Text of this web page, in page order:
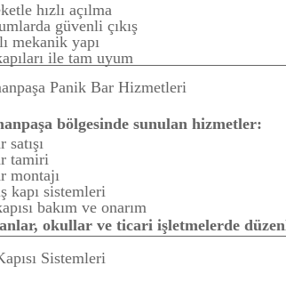
hızlı açılma
güvenli çıkış
mekanik yapı
ile tam uyum
Panik Bar Hizmetleri
bölgesinde sunulan hizmetler:
satışı
tamiri
montajı
kapı sistemleri
bakım ve onarım
okullar ve ticari işletmelerde
Sistemleri